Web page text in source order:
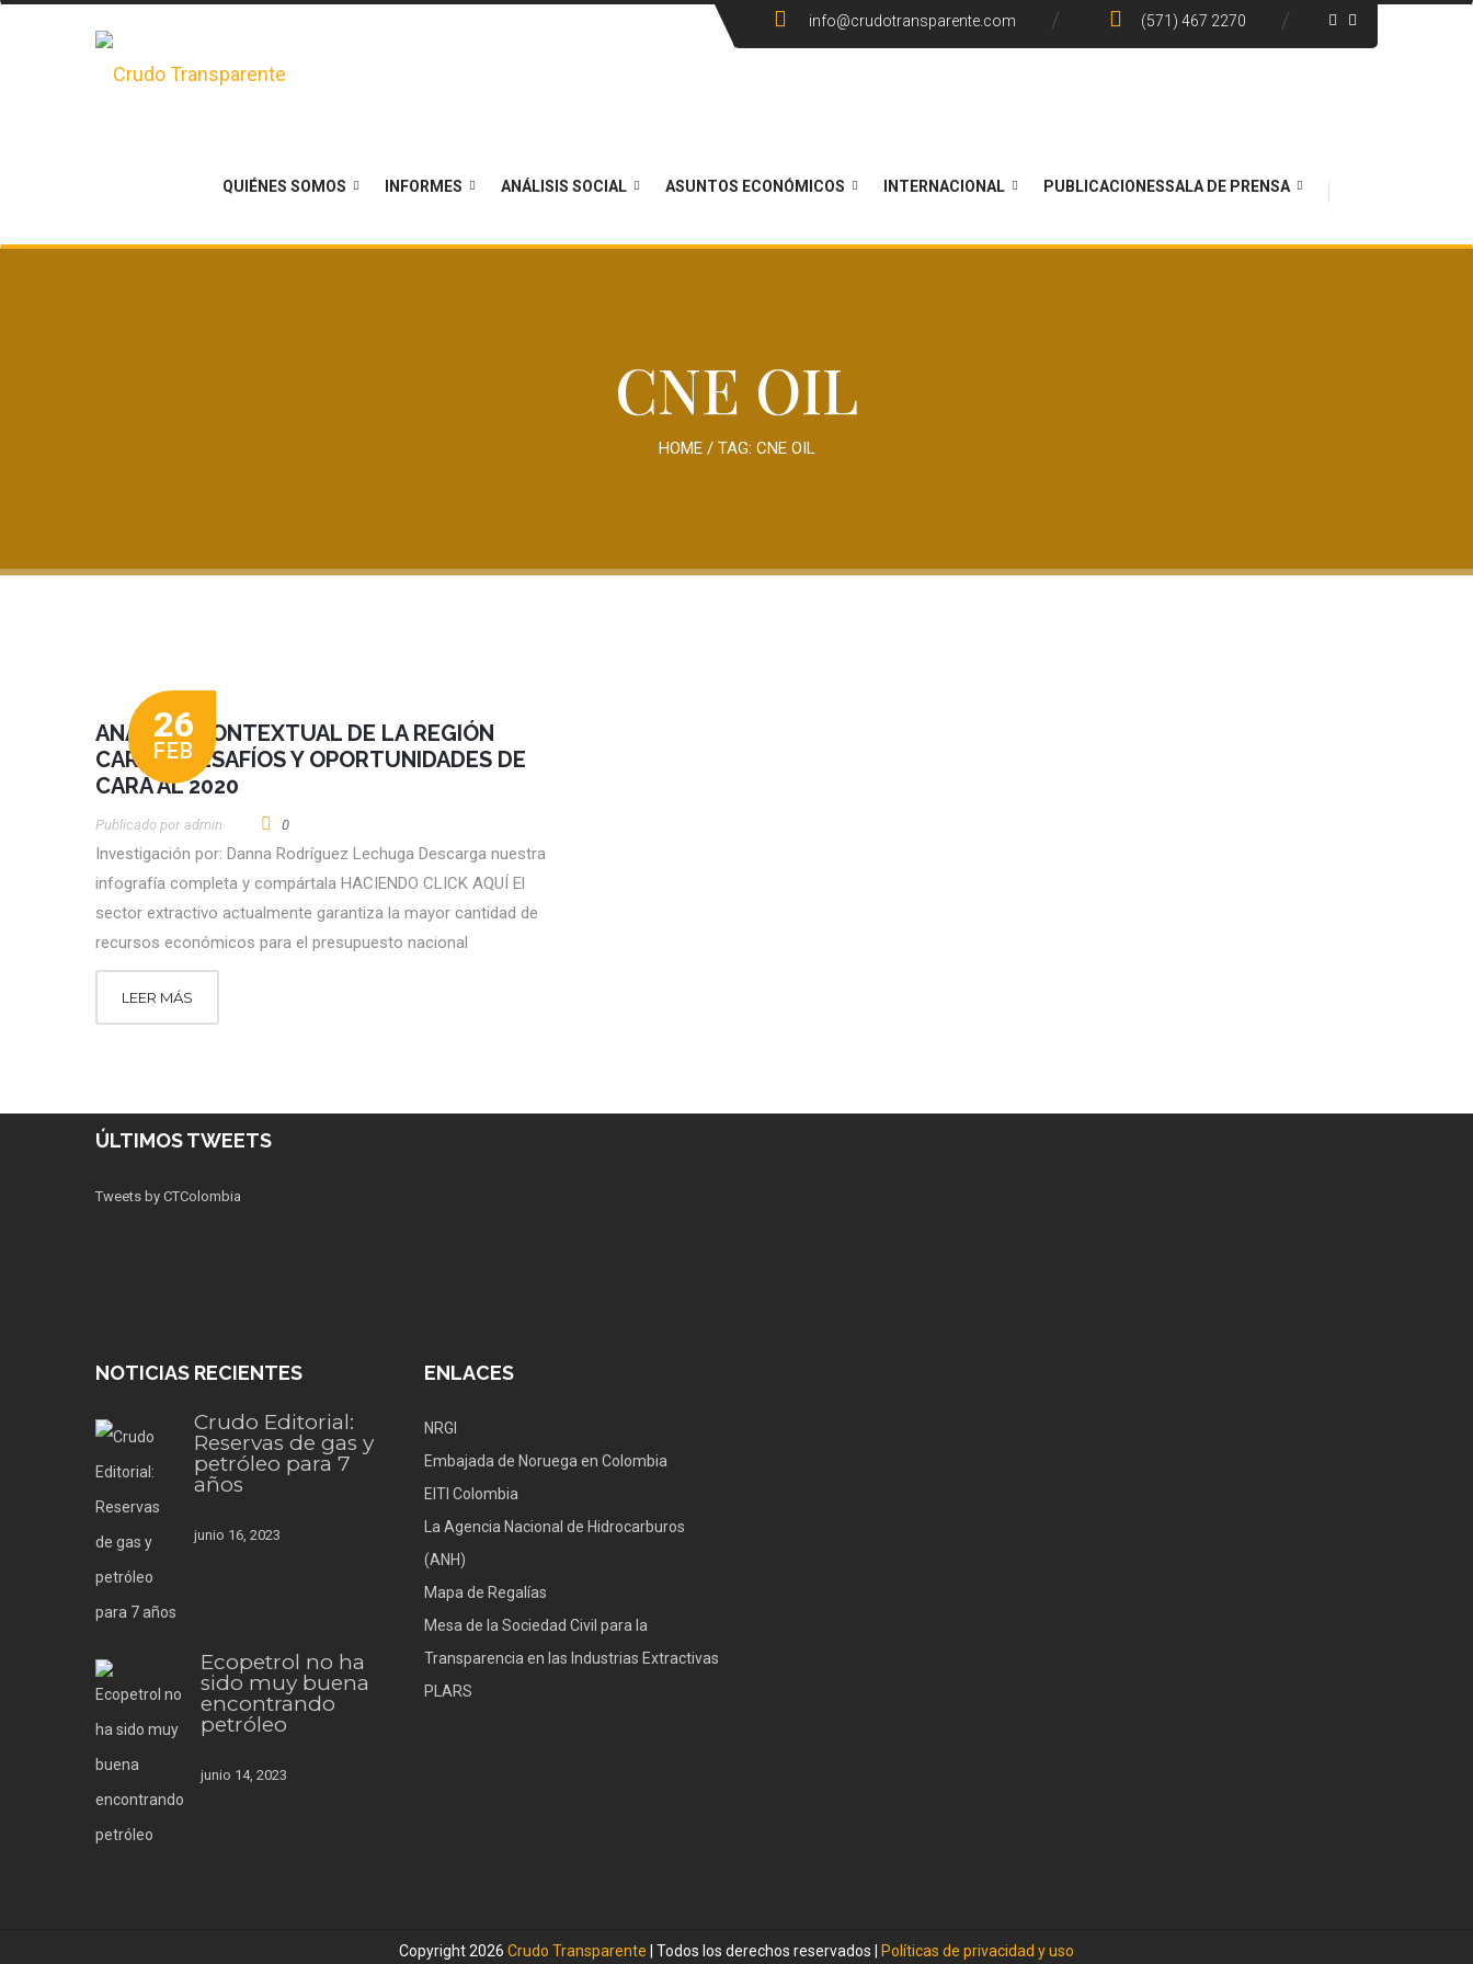
info@crudotransparente.com (571) 467 2270
QUIÉNES SOMOS INFORMES ANÁLISIS SOCIAL ASUNTOS ECONÓMICOS INTERNACIONAL PUBLICACIONESSALA DE PRENSA
CNE OIL
HOME/ TAG: CNE OIL
26
FEB
ANÁLISIS CONTEXTUAL DE LA REGIÓN
CARIBE: DESAFÍOS Y OPORTUNIDADES DE
CARA AL 2020
Publicado por Admin 0
Investigación por: Danna Rodríguez Lechuga Descarga nuestra
infografía completa y compártala HACIENDO CLICK AQUÍ El
sector extractivo actualmente garantiza la mayor cantidad de
recursos económicos para el presupuesto nacional
LEER MÁS
ÚLTIMOS TWEETS
Tweets by CTColombia
NOTICIAS RECIENTES
Crudo Editorial:
Reservas de gas y
petróleo para 7
años
junio 16, 2023
Ecopetrol no ha
sido muy buena
encontrando
petróleo
junio 14, 2023
ENLACES
NRGI
Embajada de Noruega en Colombia
EITI Colombia
La Agencia Nacional de Hidrocarburos
(ANH)
Mapa de Regalías
Mesa de la Sociedad Civil para la
Transparencia en las Industrias Extractivas
PLARS
Copyright 2026 Crudo Transparente | Todos los derechos reservados | Políticas de privacidad y uso